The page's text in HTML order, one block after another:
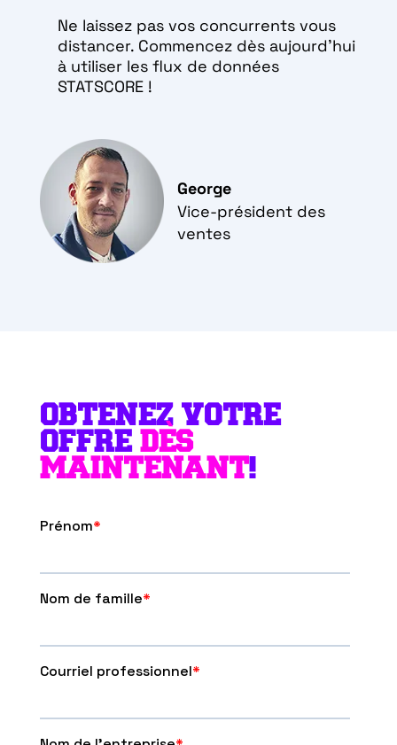
Ne laissez pas vos concurrents vous
distancer. Commencez dès aujourd'hui
à utiliser les flux de données
STATSCORE !
George
Vice-président des
ventes
OBTENEZ VOTRE
OFFRE DÈS
MAINTENANT!